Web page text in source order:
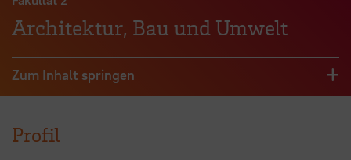
Architektur, Bau und Umwelt
Zum Inhalt springen
Profil